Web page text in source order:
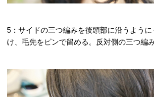
5：サイドの三つ編みを後頭部に沿うよう
け、毛先をピンで留める。反対側の三つ編